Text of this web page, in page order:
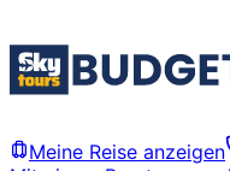
Meine Reise anzeigen